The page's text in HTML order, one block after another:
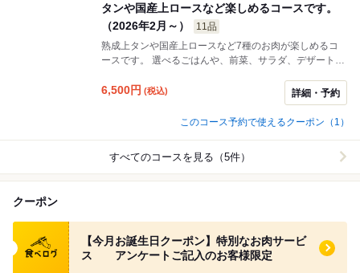
タンや国産上ロースなど楽しめるコースです。
（2026年2月～）
11品
熟成上タンや国産上ロースなど7種のお肉が楽しめるコ
ースです。 選べるごはんや、前菜、サラダ、デザートも
6,500円 (税込) 詳細・予約
このコース予約で使えるクーポン（1）
すべてのコースを見る（5件）
クーポン
食べログ クーポン
【今月お誕生日クーポン】特別なお肉サービ
ス アンケートご記入のお客様限定